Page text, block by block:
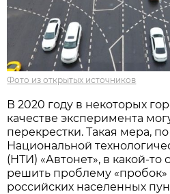
Фото из открытых источников
В 2020 году в некоторых
качестве эксперимента
перекрестки. Такая мера,
Национальной
(НТИ) «Автонет», в какой-то
решить проблему
российских населенных